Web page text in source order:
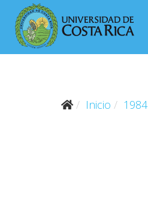
Inicio 1984